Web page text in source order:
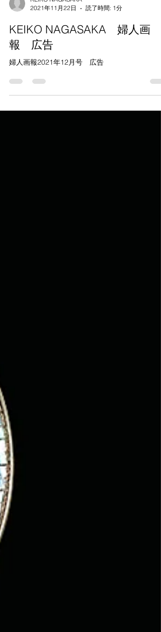
2021年11月22日
読了時間: 1分
KEIKO NAGASAKA 婦人画
報 広告
婦人画報2021年12月号 広告